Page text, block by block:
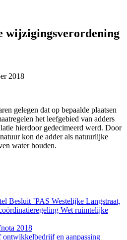
wijzigingsverordening
2018
gelegen dat op bepaalde plaatsen
het leefgebied van adders
hierdoor gedecimeerd werd. Door
kon de adder als natuurlijke
water houden.
Besluit `PAS Westelijke Langstraat,
Wet ruimtelijke
2018
ontwikkelbedrijf en aanpassing